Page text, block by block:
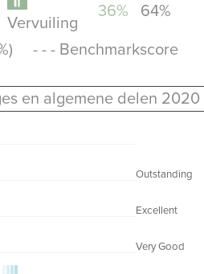
Vervuiling
36%
64%
- - - Benchmarkscore
en algemene delen 2020
Very Good
Excellent
Outstanding